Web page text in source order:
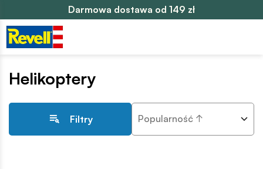
Darmowa dostawa od 149 zł
Helikoptery
Filtry Popularność ↑